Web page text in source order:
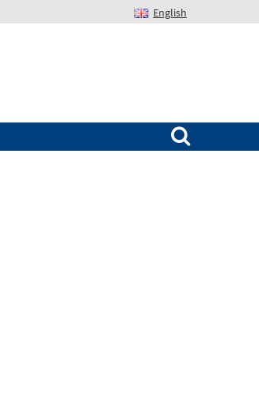
English
Suchen nach: